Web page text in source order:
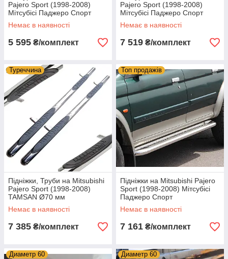
Pajero Sport (1998-2008)
Мітсубісі Паджеро Спорт
Немає в наявності
5 595 ₴/комплект
Pajero Sport (1998-2008)
Мітсубісі Паджеро Спорт
Немає в наявності
7 519 ₴/комплект
Туреччина
Підніжки, Труби на Mitsubishi
Pajero Sport (1998-2008)
TAMSAN Ø70 мм
Немає в наявності
7 385 ₴/комплект
Топ продажів
Підніжки на Mitsubishi Pajero
Sport (1998-2008) Мітсубісі
Паджеро Спорт
Немає в наявності
7 161 ₴/комплект
Диаметр 60 Диаметр 60